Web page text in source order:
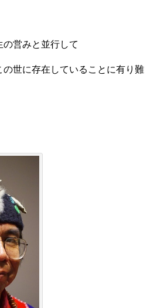
営みと並行して
の世に存在していることに有り難